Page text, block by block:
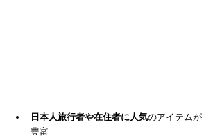
日本人旅行者や在住者に人気のアイテムが
豊富